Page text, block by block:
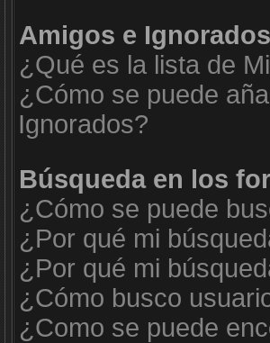
Amigos e Ignorados
¿Qué es la lista de
¿Cómo se puede
Ignorados?
Búsqueda en los
¿Cómo se puede
¿Por qué mi
¿Por qué mi
¿Cómo busco
¿Como se puede